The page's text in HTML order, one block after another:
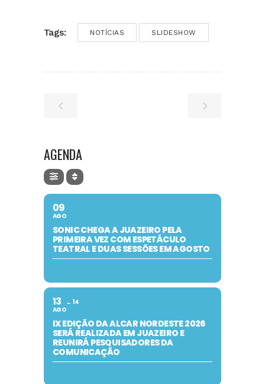
Tags: NOTÍCIAS SLIDESHOW
AGENDA
09
AGO
SONIC CHEGA A JUAZEIRO PELA
PRIMEIRA VEZ COM ESPETÁCULO
TEATRAL E DUAS SESSÕES EM AGOSTO
13
AGO
14
IX EDIÇÃO DA ALCAR NORDESTE 2026
SERÁ REALIZADA EM JUAZEIRO E
REUNIRÁ PESQUISADORES DA
COMUNICAÇÃO